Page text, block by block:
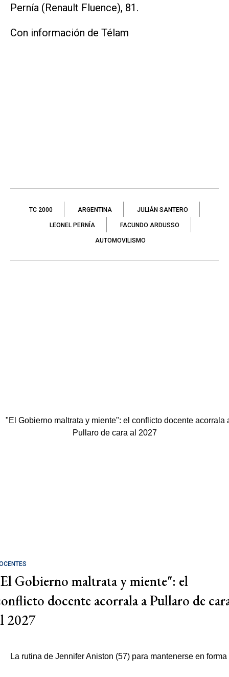
Pernía (Renault Fluence), 81.
Con información de Télam
TC 2000 ARGENTINA JULIÁN SANTERO
LEONEL PERNÍA FACUNDO ARDUSSO
AUTOMOVILISMO
Gobierno maltrata y miente": el
docente acorrala a Pullaro de
2027